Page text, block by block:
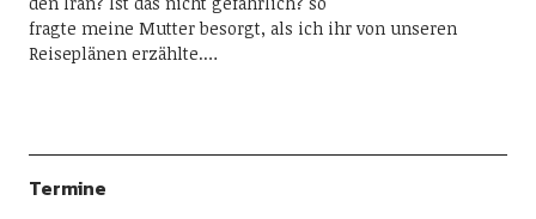
fragte meine Mutter besorgt, als ich ihr von unseren
Reiseplänen erzählte.…
Termine